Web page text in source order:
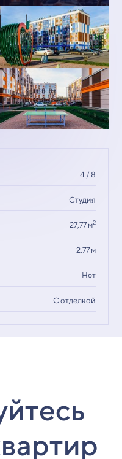
4 / 8
Студия
27,77 м2
2,77 м
Нет
С отделкой